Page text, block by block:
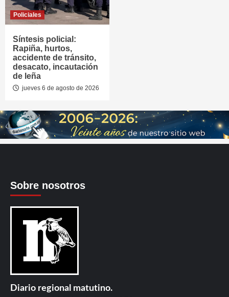
Policiales
Síntesis policial:
Rapiña, hurtos,
accidente de tránsito,
desacato, incautación
de leña
jueves 6 de agosto de 2026
Sobre nosotros
Diario regional matutino.